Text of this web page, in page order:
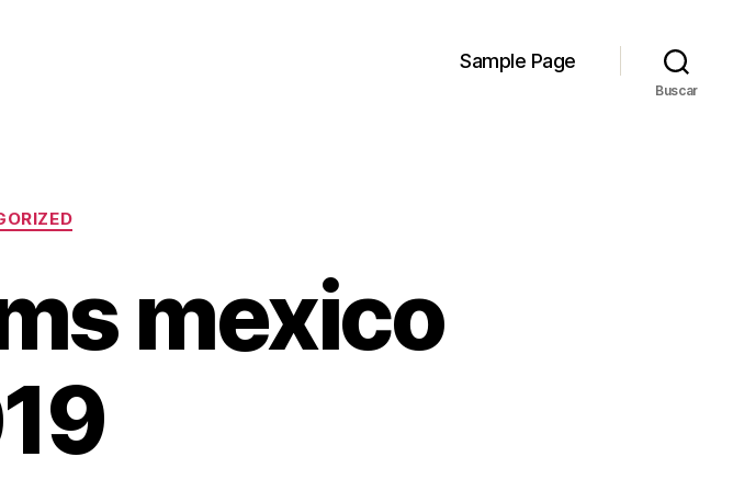
Sample Page
Buscar
mexico